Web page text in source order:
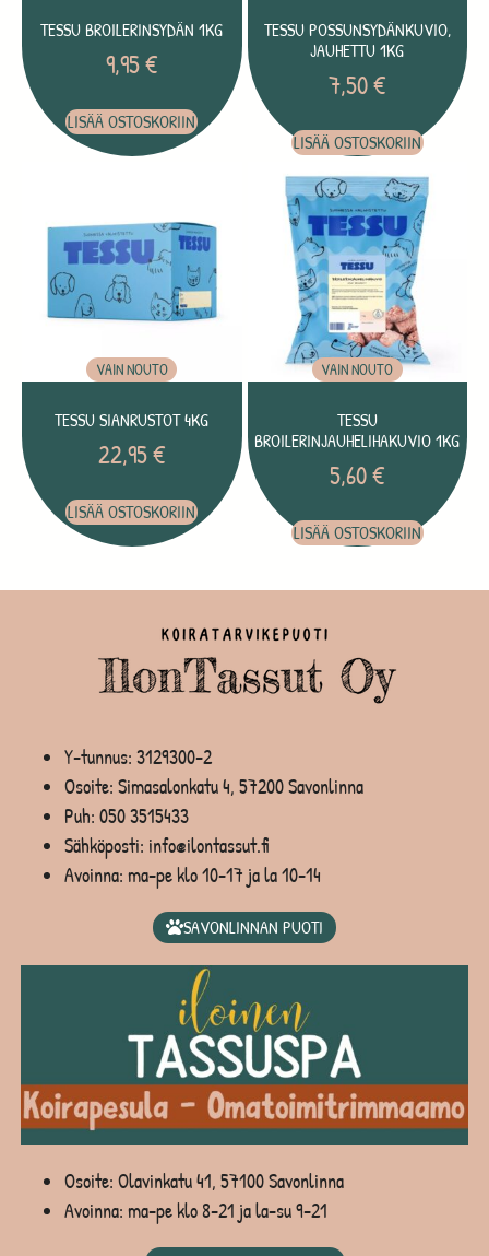
TESSU BROILERINSYDÄN 1KG
9,95€
LISÄÄ OSTOSKORIIN
TESSU POSSUNSYDÄNKUVIO,
JAUHETTU 1KG
7,50€
LISÄÄ OSTOSKORIIN
VAIN NOUTO
TESSU SIANRUSTOT 4KG
22,95€
LISÄÄ OSTOSKORIIN
VAIN NOUTO
TESSU
BROILERINJAUHELIHAKUVIO 1KG
5,60€
LISÄÄ OSTOSKORIIN
Y-tunnus: 3129300-2
Osoite: Simasalonkatu 4, 57200 Savonlinna
Puh: 050 3515433
Sähköposti: info@ilontassut.fi
Avoinna: ma-pe klo 10-17 ja la 10-14
SAVONLINNAN PUOTI
Osoite: Olavinkatu 41, 57100 Savonlinna
Avoinna: ma-pe klo 8-21 ja la-su 9-21